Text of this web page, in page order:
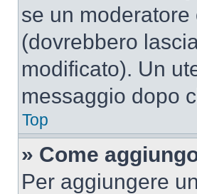
se un
(dovrebbero
modificato). Un
messaggio dopo
Top
» Come
Per aggiungere